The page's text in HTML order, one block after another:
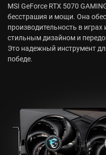
MSI GeForce RTX 5070
бесстрашия и мощи. Она
производительность в
стильным дизайном и
Это надежный инструмент
победе.